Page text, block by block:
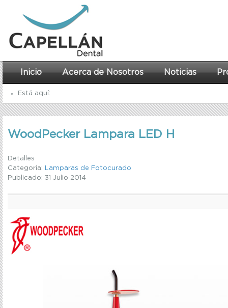
Inicio Acerca de Nosotros Noticias
Está aquí:
Inicio
Lamparas - Cavitrones
WoodPecker Lampara LED H
Detalles
Categoría: Lamparas de Fotocurado
Publicado: 31 Julio 2014